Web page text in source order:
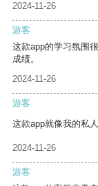
2024-11-26
游客
这款app的学习氛围
成绩。
2024-11-26
游客
这款app就像我的私
2024-11-26
游客